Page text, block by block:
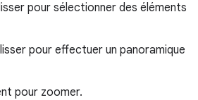
pour sélectionner des éléments
pour effectuer un panoramique
pour zoomer.